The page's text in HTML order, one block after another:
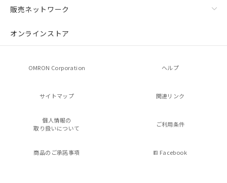
販売ネットワーク
オンラインストア
OMRON Corporation ヘルプ
サイトマップ 関連リンク
個人情報の
取り扱いについて
ご利用条件
商品のご承諾事項 Facebook